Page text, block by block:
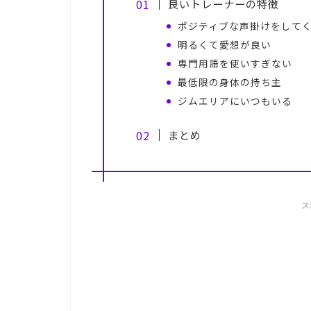
良いトレーナーの特徴
ポジティブな声掛けをして
明るくて愛想が良い
専門用語を使いすぎない
最低限の身体の持ち主
ジムエリアにいつもいる
まとめ